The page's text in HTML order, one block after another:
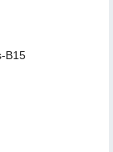
B15